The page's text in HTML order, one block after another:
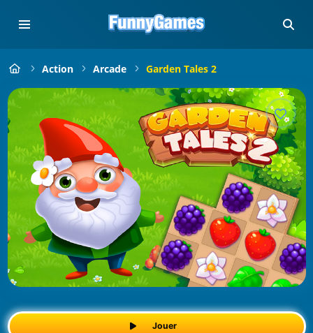
Action Arcade Garden Tales 2
Jouer